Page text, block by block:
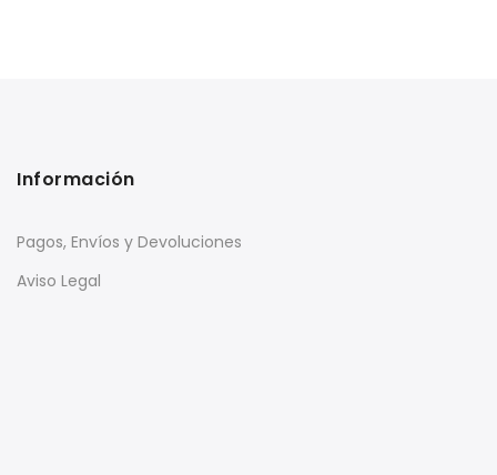
Información
Pagos, Envíos y Devoluciones
Aviso Legal